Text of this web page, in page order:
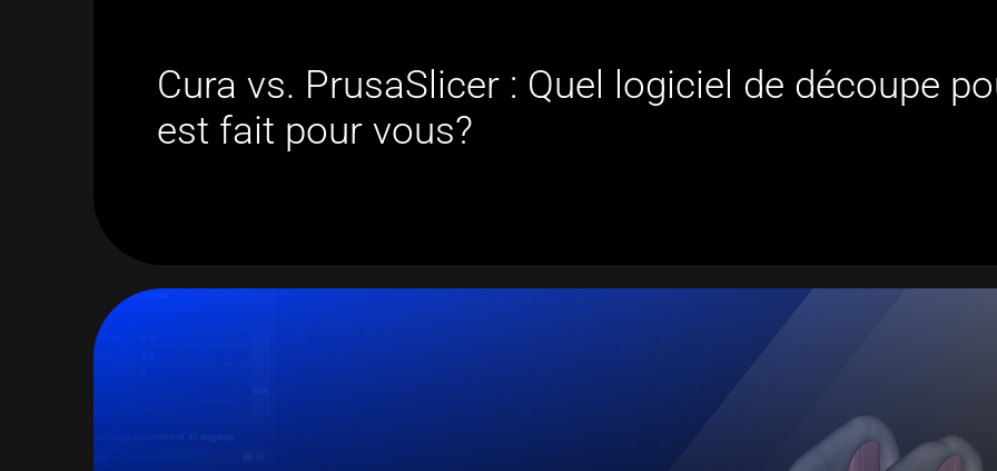
Cura vs. PrusaSlicer : Quel logiciel de découpe
est fait pour vous?